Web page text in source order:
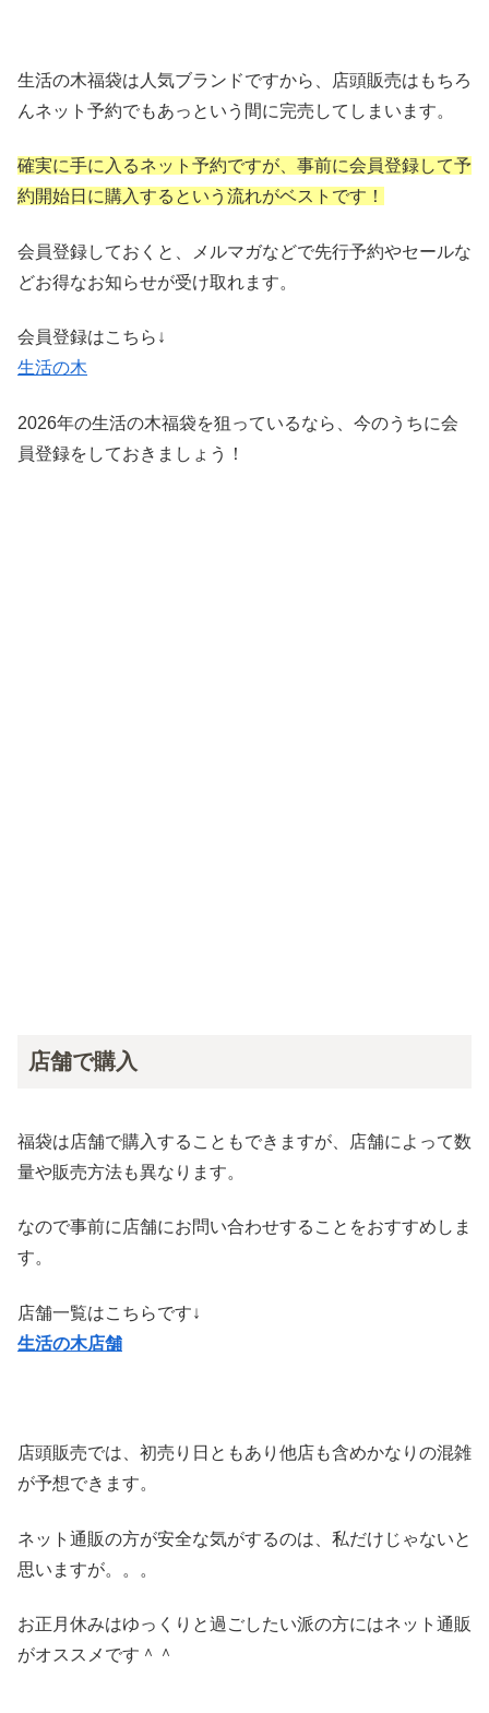
生活の木福袋は人気ブランドですから、店頭販売はもちろ
んネット予約でもあっという間に完売してしまいます。
確実に手に入るネット予約ですが、事前に会員登録して予
約開始日に購入するという流れがベストです！
会員登録しておくと、メルマガなどで先行予約やセールな
どお得なお知らせが受け取れます。
会員登録はこちら↓
生活の木
2026年の生活の木福袋を狙っているなら、今のうちに会
員登録をしておきましょう！
店舗で購入
福袋は店舗で購入することもできますが、店舗によって数
量や販売方法も異なります。
なので事前に店舗にお問い合わせすることをおすすめしま
す。
店舗一覧はこちらです↓
生活の木店舗
店頭販売では、初売り日ともあり他店も含めかなりの混雑
が予想できます。
ネット通販の方が安全な気がするのは、私だけじゃないと
思いますが。。。
お正月休みはゆっくりと過ごしたい派の方にはネット通販
がオススメです＾＾